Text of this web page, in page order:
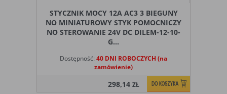
STYCZNIK MOCY 12A AC3 3 BIEGUNY
NO MINIATUROWY STYK POMOCNICZY
NO STEROWANIE 24V DC DILEM-12-10-
G...
Dostępność: 40 DNI ROBOCZYCH (na
zamówienie)
298,14ZŁ